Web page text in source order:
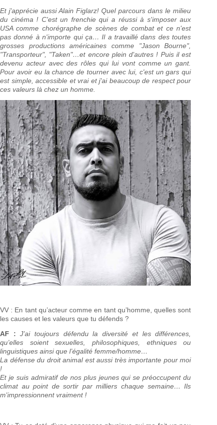
Et j'apprécie aussi Alain Figlarz! Quel parcours dans le milieu
du cinéma ! C'est un frenchie qui a réussi à s'imposer aux
USA comme chorégraphe de scènes de combat et ce n'est
pas donné à n'importe qui ça… Il a travaillé dans des toutes
grosses productions américaines comme "Jason Bourne",
"Transporteur", "Taken"…et encore plein d'autres ! Puis il est
devenu acteur avec des rôles qui lui vont comme un gant.
Pour avoir eu la chance de tourner avec lui, c'est un gars qui
est simple, accessible et vrai et j'ai beaucoup de respect pour
ces valeurs là chez un homme.
VV : En tant qu’acteur comme en tant qu’homme, quelles sont
les causes et les valeurs que tu défends ?
AF : J’ai toujours défendu la diversité et les différences,
qu’elles soient sexuelles, philosophiques, ethniques ou
linguistiques ainsi que l’égalité femme/homme…
La défense du droit animal est aussi très importante pour moi
!
Et je suis admiratif de nos plus jeunes qui se préoccupent du
climat au point de sortir par milliers chaque semaine… Ils
m'impressionnent vraiment !